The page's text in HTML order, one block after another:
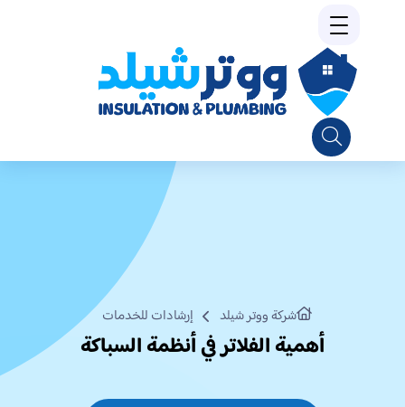
شركة ووتر شيلد إرشادات للخدمات
أهمية الفلاتر في أنظمة السباكة